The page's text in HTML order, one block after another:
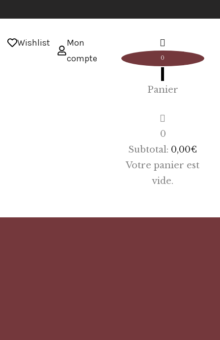
Wishlist
Mon
compte
0
Panier
0
Subtotal: 0,00€
Votre panier est
vide.